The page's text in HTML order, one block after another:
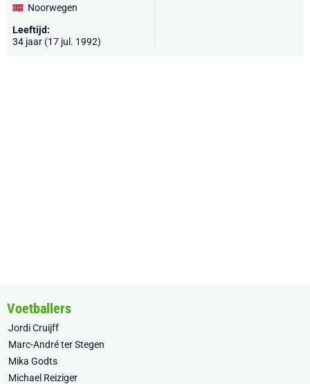
Noorwegen
Leeftijd:
34 jaar (17 jul. 1992)
Voetballers
Jordi Cruijff
Marc-André ter Stegen
Mika Godts
Michael Reiziger